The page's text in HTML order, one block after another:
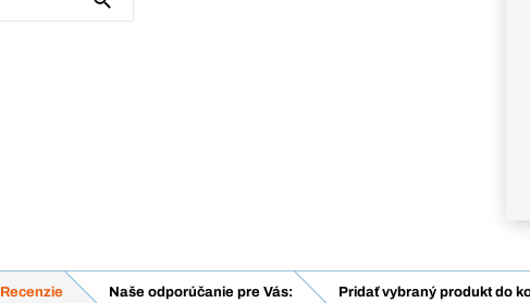
Recenzie Naše odporúčanie pre Vás: Pridať vybraný produkt do